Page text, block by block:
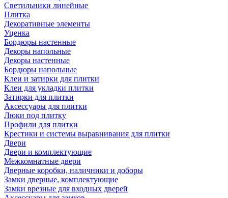
Светильники линейные
Плитка
Декоративные элементы
Уценка
Бордюры настенные
Декоры напольные
Декоры настенные
Бордюры напольные
Клеи и затирки для плитки
Клеи для укладки плитки
Затирки для плитки
Аксессуары для плитки
Люки под плитку
Профили для плитки
Крестики и системы выравнивания для плитки
Двери
Двери и комплектующие
Межкомнатные двери
Дверные коробки, наличники и доборы
Замки дверные, комплектующие
Замки врезные для входных дверей